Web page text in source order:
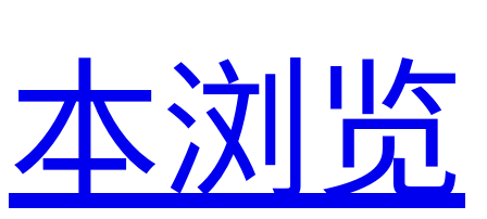
本浏览